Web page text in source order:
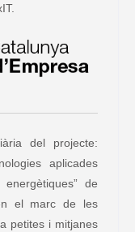
del projecte:
aplicades
de
el marc de les
petites i mitjanes